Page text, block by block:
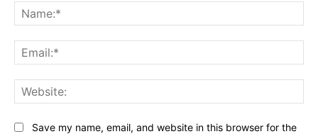
Save my name, email, and website in this browser for the